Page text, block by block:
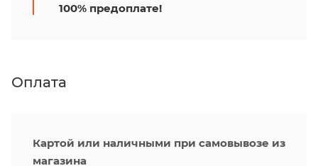
100% предоплате!
Оплата
Картой или наличными при самовывозе из
магазина